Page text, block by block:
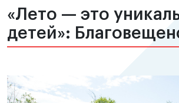
«Лето — это
детей»: